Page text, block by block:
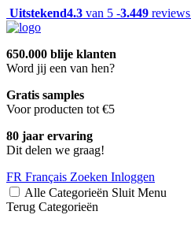
Uitstekend4.3 van 5 -3.449 reviews
650.000 blije klanten
Word jij een van hen?
Gratis samples
Voor producten tot €5
80 jaar ervaring
Dit delen we graag!
FR Français Zoeken Inloggen
Alle Categorieën Sluit Menu
Terug Categorieën